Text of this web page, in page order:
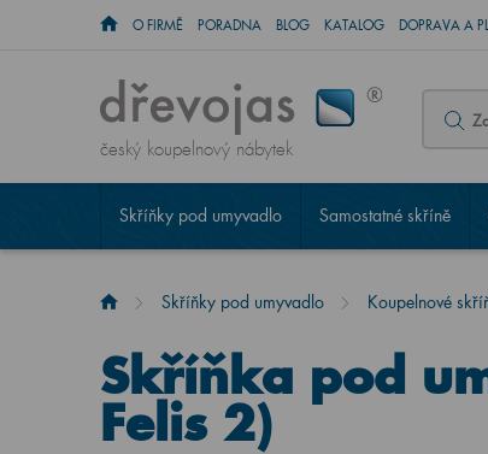
O FIRMĚ PORADNA BLOG KATALOG DOPRAVA A
český koupelnový nábytek
Skříňky pod umyvadlo Samostatné skříně
Skříňky pod umyvadlo Koupelnové
Skříňka pod
Felis 2)